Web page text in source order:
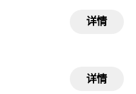
详情
详情